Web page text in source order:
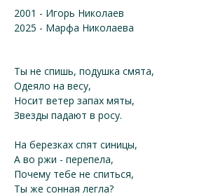
2001 - Игорь Николаев
2025 - Марфа Николаева
Ты не спишь, подушка смята,
Одеяло на весу,
Носит ветер запах мяты,
Звезды падают в росу.
На березках спят синицы,
А во ржи - перепела,
Почему тебе не спиться,
Ты же сонная легла?